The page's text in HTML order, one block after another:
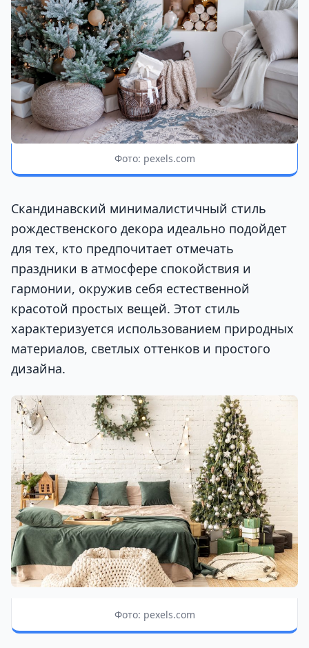
Фото: pexels.com
Скандинавский минималистичный стиль
рождественского декора идеально подойдет
для тех, кто предпочитает отмечать
праздники в атмосфере спокойствия и
гармонии, окружив себя естественной
красотой простых вещей. Этот стиль
характеризуется использованием природных
материалов, светлых оттенков и простого
дизайна.
Фото: pexels.com